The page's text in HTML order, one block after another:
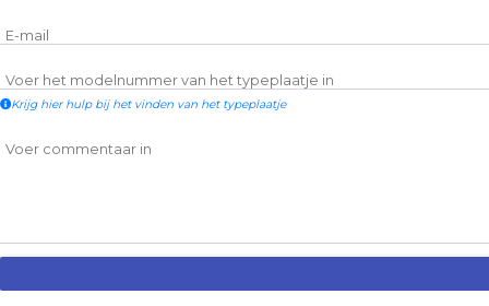
E-mail
Voer het modelnummer van het typeplaatje in
Krijg hier hulp bij het vinden van het typeplaatje
Voer commentaar in